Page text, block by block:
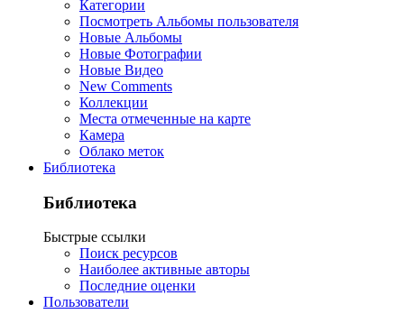
Категории
Посмотреть Альбомы пользователя
Новые Альбомы
Новые Фотографии
Новые Видео
New Comments
Коллекции
Места отмеченные на карте
Камера
Облако меток
Библиотека
Библиотека
Быстрые ссылки
Поиск ресурсов
Наиболее активные авторы
Последние оценки
Пользователи